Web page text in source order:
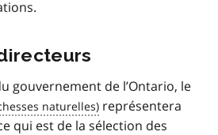
gouvernement de l’Ontario, le
représentera
qui est de la sélection des